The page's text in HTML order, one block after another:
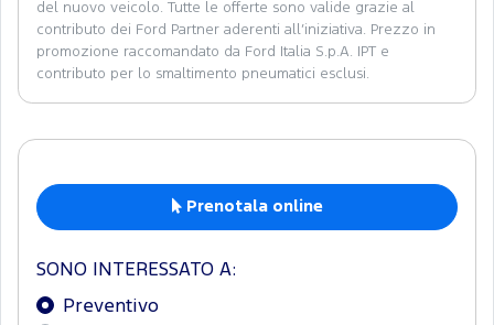
del nuovo veicolo. Tutte le offerte sono valide grazie al
contributo dei Ford Partner aderenti all’iniziativa. Prezzo in
promozione raccomandato da Ford Italia S.p.A. IPT e
contributo per lo smaltimento pneumatici esclusi.
Prenotala online
SONO INTERESSATO A:
Preventivo